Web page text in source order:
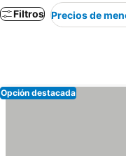
Filtros Precios de
Opción destacada